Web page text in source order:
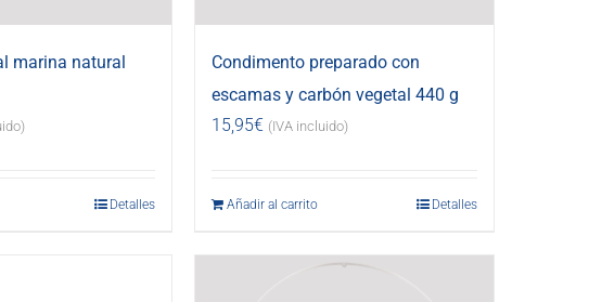
marina natural
Detalles
Condimento preparado con
escamas y carbón vegetal 440 g
15,95€ (IVA incluido)
Añadir al carrito Detalles